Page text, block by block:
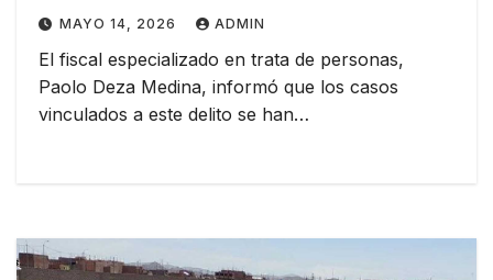
MAYO 14, 2026 ADMIN
El fiscal especializado en trata de personas,
Paolo Deza Medina, informó que los casos
vinculados a este delito se han…